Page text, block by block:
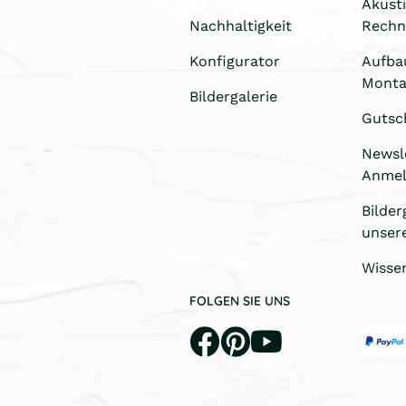
Nachhaltigkeit
Konfigurator
Bildergalerie
FOLGEN SIE UNS